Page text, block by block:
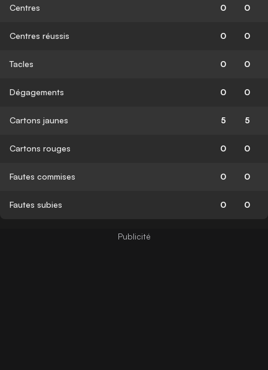
Centres 0 0
Centres réussis 0 0
Tacles 0 0
Dégagements 0 0
Cartons jaunes 5 5
Cartons rouges 0 0
Fautes commises 0 0
Fautes subies 0 0